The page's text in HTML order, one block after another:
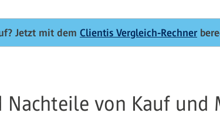
Jetzt mit dem Clientis Vergleich-Rechner
Nachteile von Kauf und